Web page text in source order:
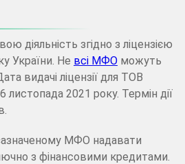
діяльність згідно з ліцензією
України. Не всі МФО можуть
видачі ліцензії для ТОВ
листопада 2021 року. Термін дії
МФО надавати
з фінансовими кредитами.